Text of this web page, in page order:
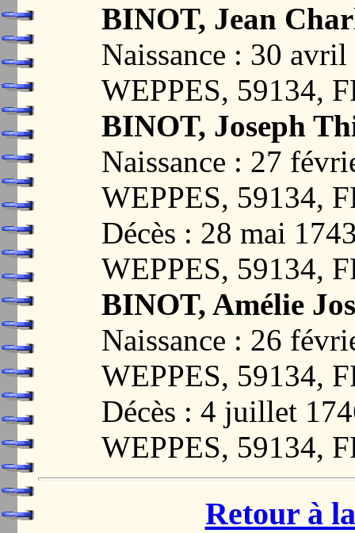
BINOT, Jean
Naissance : 30
WEPPES, 59134,
BINOT, Joseph
Naissance : 27
WEPPES, 59134,
Décès : 28 mai
WEPPES, 59134,
BINOT, Amélie
Naissance : 26
WEPPES, 59134,
Décès : 4 juillet
WEPPES, 59134,
Retour à